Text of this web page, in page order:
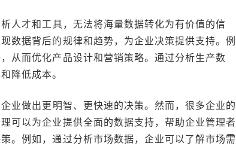
人才和工具，无法将海量数据转化为有价值的信
数据背后的规律和趋势，为企业决策提供支持。例
从而优化产品设计和营销策略。通过分析生产数
降低成本。
业做出更明智、更快速的决策。然而，很多企业的
可以为企业提供全面的数据支持，帮助企业管理者
。例如，通过分析市场数据，企业可以了解市场需